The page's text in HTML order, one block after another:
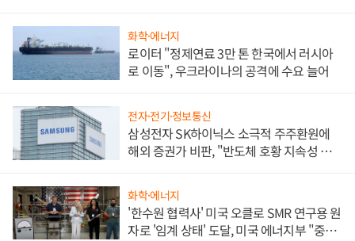
화학·에너지
로이터 "정제연료 3만 톤 한국에서 러시아
로 이동", 우크라이나의 공격에 수요 늘어
전자·전기·정보통신
삼성전자 SK하이닉스 소극적 주주환원에
해외 증권가 비판, "반도체 호황 지속성 의
화학·에너지
'한수원 협력사' 미국 오클로 SMR 연구용 원
자로 '임계 상태' 도달, 미국 에너지부 "중요